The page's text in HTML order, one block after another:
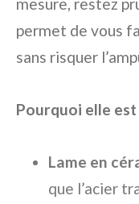
permet de vous
sans risquer
Pourquoi elle
Lame en
que l’acier